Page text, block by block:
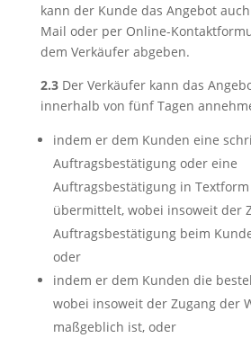
kann der Kunde das Angebot
Mail oder per Online-
dem Verkäufer abgeben.
2.3Der Verkäufer kann das
innerhalb von fünf Tagen
indem er dem Kunden eine
Auftragsbestätigung oder eine
Auftragsbestätigung in Textform
übermittelt, wobei insoweit der
Auftragsbestätigung beim
oder
indem er dem Kunden die
wobei insoweit der Zugang der
maßgeblich ist, oder